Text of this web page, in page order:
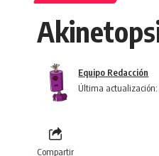
Última actualización:
Equipo Redacción
Compartir